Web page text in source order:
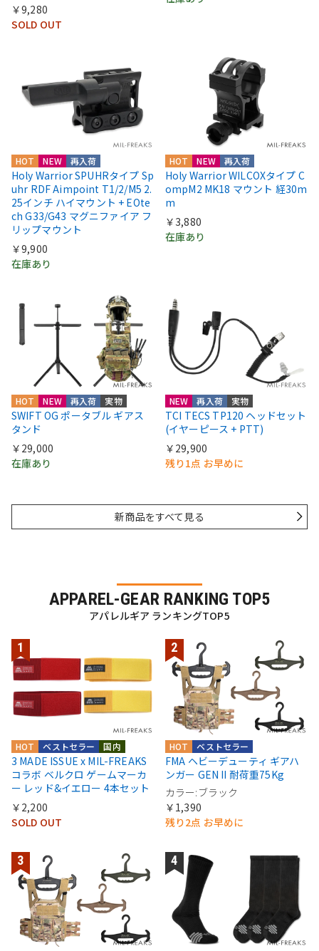
￥9,280
SOLD OUT
HOT NEW 再入荷
Holy Warrior SPUHRタイプ Sp
uhr RDF Aimpoint T1/2/M5 2.
25インチ ハイマウント + EOte
ch G33/G43 マグニファイア フ
リップマウント
￥9,900
在庫あり
HOT NEW 再入荷
Holy Warrior WILCOXタイプ C
ompM2 MK18 マウント 経30m
m
￥3,880
在庫あり
HOT NEW 再入荷 実物
SWIFT OG ポータブル ギアス
タンド
￥29,000
在庫あり
NEW 再入荷 実物
TCI TECS TP120 ヘッドセット
(イヤーピース + PTT)
￥29,900
残り1点 お早めに
新商品をすべて見る
APPAREL-GEAR RANKING TOP5
アパレルギア ランキングTOP5
国内
ベストセラー
HOT
3 MADE ISSUE x MIL-FREAKS
コラボ ベルクロ ゲームマーカ
ー レッド&イエロー 4本セット
￥2,200
SOLD OUT
ベストセラー
HOT
FMA ヘビーデューティ ギアハ
ンガー GEN II 耐荷重75Kg
カラー:ブラック
￥1,390
残り2点 お早めに